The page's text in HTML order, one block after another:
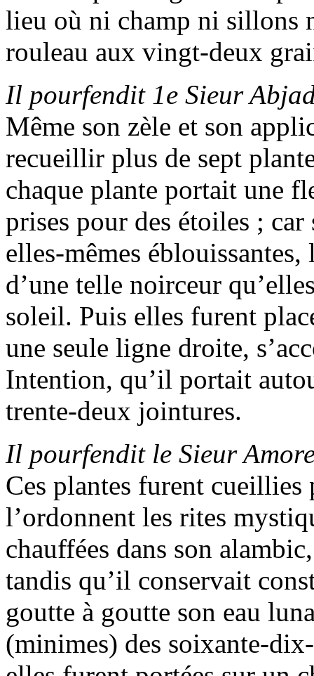
lieu où ni champ ni sillons
rouleau aux vingt-deux
Il pourfendit 1e Sieur
Même son zèle et son
recueillir plus de sept
chaque plante portait une
prises pour des étoiles ;
elles-mêmes
d’une telle noirceur
soleil. Puis elles furent
une seule ligne droite,
Intention, qu’il portait
trente-deux jointures.
Il pourfendit le Sieur
Ces plantes furent cueillies
l’ordonnent les rites
chauffées dans son
tandis qu’il conservait
goutte à goutte son eau
(minimes) des soixante-